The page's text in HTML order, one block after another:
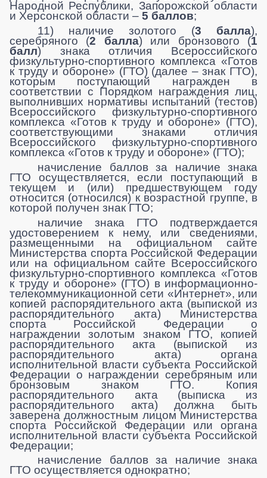
Народной Республики, Запорожской области
и Херсонской области – 5 баллов;
11) наличие золотого (3 балла),
серебряного (2 балла) или бронзового (1
балл) знака отличия Всероссийского
физкультурно-спортивного комплекса «Готов
к труду и обороне» (ГТО) (далее – знак ГТО),
которым поступающий награжден в
соответствии с Порядком награждения лиц,
выполнивших нормативы испытаний (тестов)
Всероссийского физкультурно-спортивного
комплекса «Готов к труду и обороне» (ГТО),
соответствующими знаками отличия
Всероссийского физкультурно-спортивного
комплекса «Готов к труду и обороне» (ГТО);
начисление баллов за наличие знака
ГТО осуществляется, если поступающий в
текущем и (или) предшествующем году
относится (относился) к возрастной группе, в
которой получен знак ГТО;
наличие знака ГТО подтверждается
удостоверением к нему, или сведениями,
размещенными на официальном сайте
Министерства спорта Российской Федерации
или на официальном сайте Всероссийского
физкультурно-спортивного комплекса «Готов
к труду и обороне» (ГТО) в информационно-
телекоммуникационной сети «Интернет», или
копией распорядительного акта (выпиской из
распорядительного акта) Министерства
спорта Российской Федерации о
награждении золотым знаком ГТО, копией
распорядительного акта (выпиской из
распорядительного акта) органа
исполнительной власти субъекта Российской
Федерации о награждении серебряным или
бронзовым знаком ГТО. Копия
распорядительного акта (выписка из
распорядительного акта) должна быть
заверена должностным лицом Министерства
спорта Российской Федерации или органа
исполнительной власти субъекта Российской
Федерации;
начисление баллов за наличие знака
ГТО осуществляется однократно;